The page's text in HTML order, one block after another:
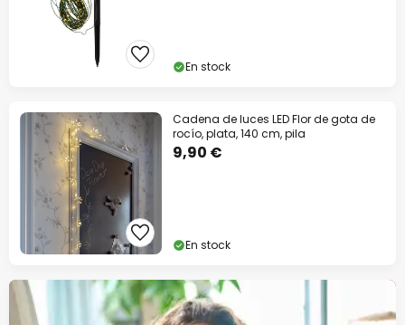
En stock
Cadena de luces LED Flor de gota de
rocío, plata, 140 cm, pila
9,90 €
En stock